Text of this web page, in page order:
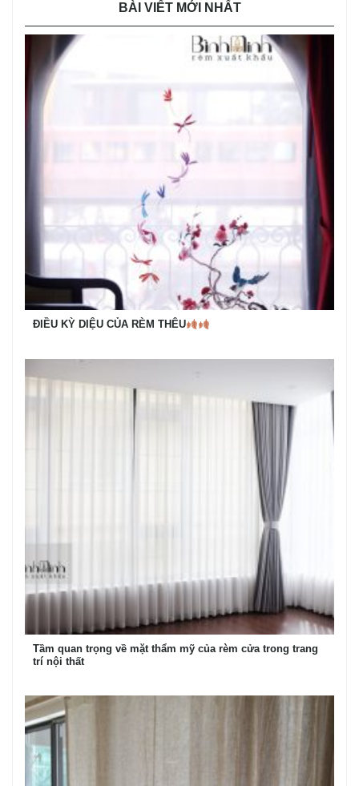
BÀI VIẾT MỚI NHẤT
ĐIỀU KỲ DIỆU CỦA RÈM THÊU
Tầm quan trọng về mặt thẩm mỹ của rèm cửa trong trang
trí nội thất